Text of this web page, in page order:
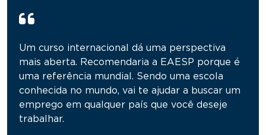
Um curso internacional dá uma perspectiva
mais aberta. Recomendaria a EAESP porque é
uma referência mundial. Sendo uma escola
conhecida no mundo, vai te ajudar a buscar um
emprego em qualquer país que você deseje
trabalhar.